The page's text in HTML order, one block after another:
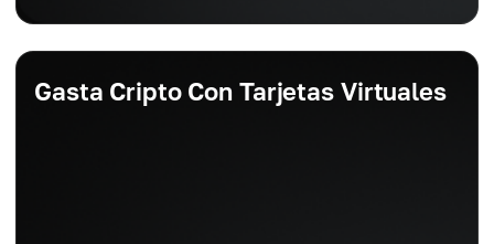
Gasta Cripto Con Tarjetas Virtuales